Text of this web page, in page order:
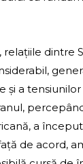
dintre
și a
a
de acord,